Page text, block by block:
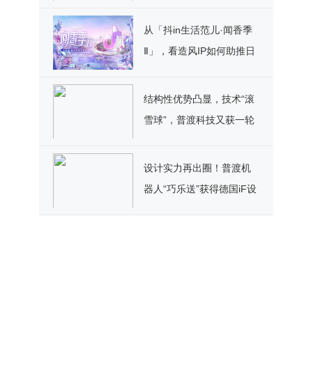
从「抖in生活范儿·闻香季
Ⅱ」，看造风IP如何助推日
结构性优势凸显，技术“滚
雪球”，普渡科技又获一轮
设计实力再出圈！普渡机
器人“巧乐送”获得德国iF设